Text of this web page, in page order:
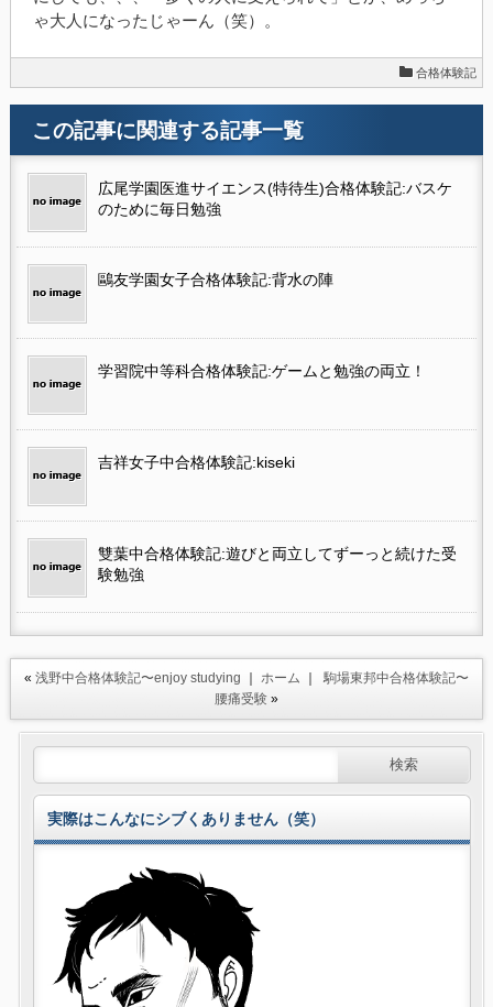
ゃ大人になったじゃーん（笑）。
合格体験記
この記事に関連する記事一覧
広尾学園医進サイエンス(特待生)合格体験記:バスケ
のために毎日勉強
鷗友学園女子合格体験記:背水の陣
学習院中等科合格体験記:ゲームと勉強の両立！
吉祥女子中合格体験記:kiseki
雙葉中合格体験記:遊びと両立してずーっと続けた受
験勉強
« 浅野中合格体験記〜enjoy studying ホーム ｜駒場東邦中合格体験記〜
腰痛受験»
実際はこんなにシブくありません（笑）